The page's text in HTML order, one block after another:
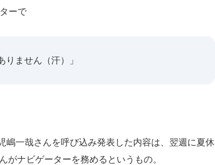
ーで
りません（汗）」
嶋一哉さんを呼び込み発表した内容は、翌週に夏休
がナビゲーターを務めるというもの。